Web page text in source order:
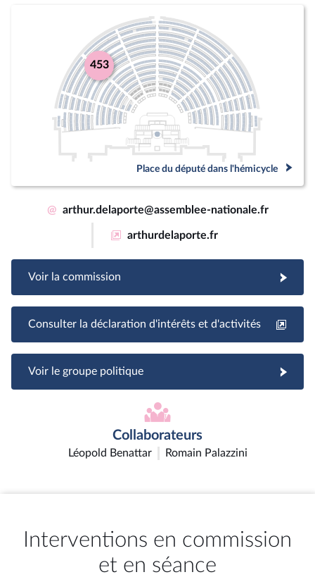
453
Place du député dans l'hémicycle
@ arthur.delaporte@assemblee-nationale.fr
arthurdelaporte.fr
Voir la commission
Consulter la déclaration d'intérêts et d'activités
Voir le groupe politique
Collaborateurs
Léopold Benattar Romain Palazzini
Interventions en commission
et en séance